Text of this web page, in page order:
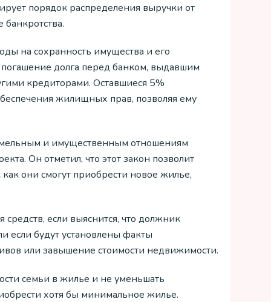
порядок распределения выручки от
на сохранность имущества и его
долга перед банком, выдавшим
кредиторами. Оставшиеся 5%
жилищных прав, позволяя ему
и имущественным отношениям
Он отметил, что этот закон позволит
они смогут приобрести новое жилье,
если выяснится, что должник
если будут установлены факты
или завышение стоимости недвижимости.
семьи в жилье и не уменьшать
хотя бы минимальное жилье.